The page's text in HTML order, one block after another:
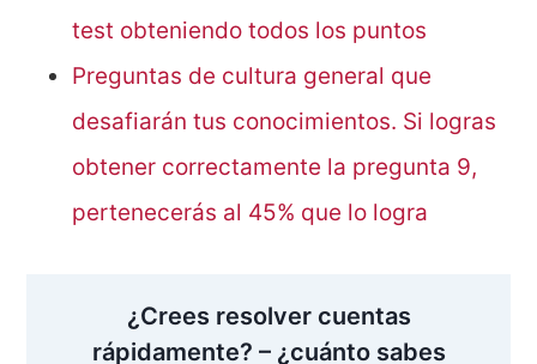
test obteniendo todos los puntos
Preguntas de cultura general que
desafiarán tus conocimientos. Si logras
obtener correctamente la pregunta 9,
pertenecerás al 45% que lo logra
¿Crees resolver cuentas
rápidamente? – ¿cuánto sabes